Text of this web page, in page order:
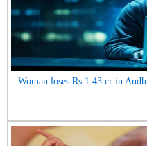
Woman loses Rs 1.43 cr in